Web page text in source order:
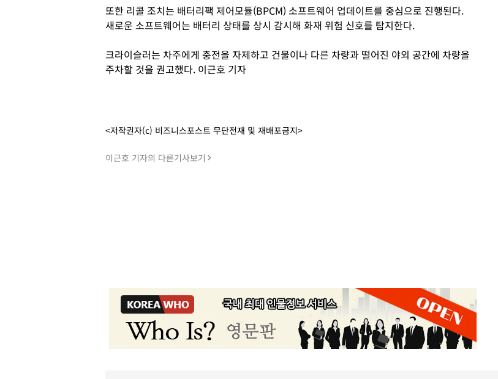
또한 리콜 조치는 배터리팩 제어모듈(BPCM) 소프트웨어 업데이트를 중심으로 진행된다.
새로운 소프트웨어는 배터리 상태를 상시 감시해 화재 위험 신호를 탐지한다.
크라이슬러는 차주에게 충전을 자제하고 건물이나 다른 차량과 떨어진 야외 공간에 차량을
주차할 것을 권고했다. 이근호 기자
<저작권자(c) 비즈니스포스트 무단전재 및 재배포금지>
이근호 기자의 다른기사보기